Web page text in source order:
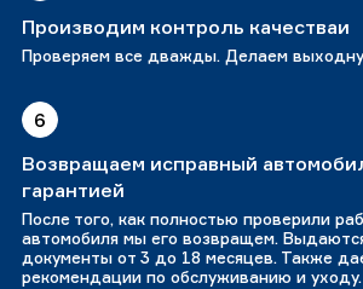
Производим контроль качестваи
Проверяем все дважды. Делаем
6
Возвращаем исправный
гарантией
После того, как полностью проверили
автомобиля мы его возвращем.
документы от 3 до 18 месяцев. Также
рекомендации по обслуживанию и уходу.